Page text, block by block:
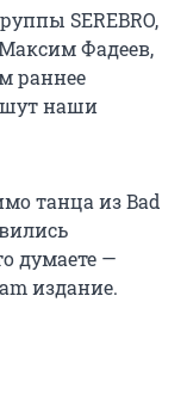
SEREBRO,
Фадеев,
раннее
наши
танца из Bad
думаете —
издание.